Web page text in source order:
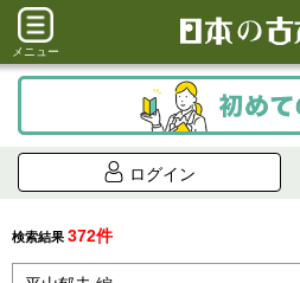
メニュー
ログイン
検索結果 372件